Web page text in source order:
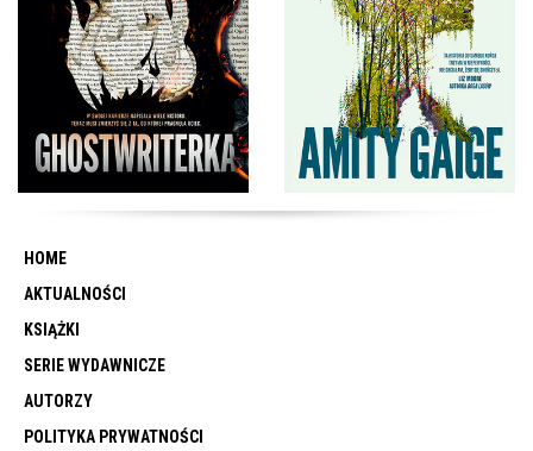
HOME
AKTUALNOŚCI
KSIĄŻKI
SERIE WYDAWNICZE
AUTORZY
POLITYKA PRYWATNOŚCI